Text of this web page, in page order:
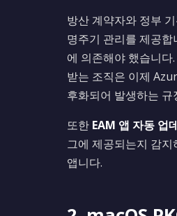
방산 계약자와 정부
명주기 관리를 제공
에 의존해야 했습니
받는 조직은 이제
후화되어 발생하는
또한 EAM 앱 자동 업
그에 제공되는지 감
앱니다.